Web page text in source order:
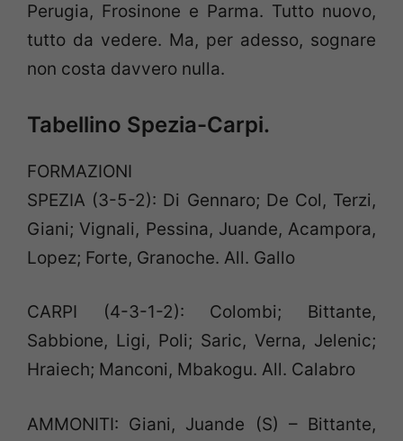
Perugia, Frosinone e Parma. Tutto nuovo,
tutto da vedere. Ma, per adesso, sognare
non costa davvero nulla.
Tabellino Spezia-Carpi.
FORMAZIONI
SPEZIA (3-5-2): Di Gennaro; De Col, Terzi,
Giani; Vignali, Pessina, Juande, Acampora,
Lopez; Forte, Granoche. All. Gallo
CARPI (4-3-1-2): Colombi; Bittante,
Sabbione, Ligi, Poli; Saric, Verna, Jelenic;
Hraiech; Manconi, Mbakogu. All. Calabro
AMMONITI: Giani, Juande (S) – Bittante,